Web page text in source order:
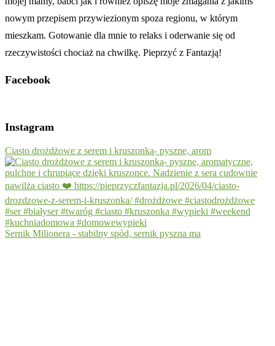
nowym przepisem przywiezionym spoza regionu, w którym
mieszkam. Gotowanie dla mnie to relaks i oderwanie się od
rzeczywistości chociaż na chwilkę. Pieprzyć z Fantazją!
Facebook
Instagram
Ciasto drożdżowe z serem i kruszonką- pyszne, arom
Sernik Milionera - stabilny spód, sernik pyszna ma